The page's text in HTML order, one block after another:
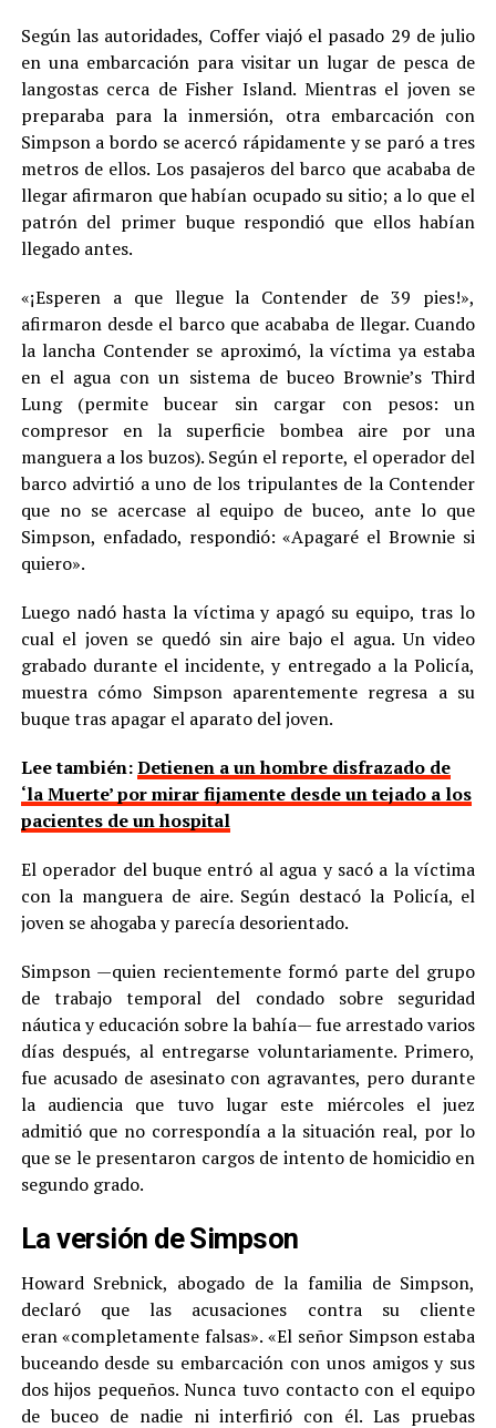
Según las autoridades, Coffer viajó el pasado 29 de julio
en una embarcación para visitar un lugar de pesca de
langostas cerca de Fisher Island. Mientras el joven se
preparaba para la inmersión, otra embarcación con
Simpson a bordo se acercó rápidamente y se paró a tres
metros de ellos. Los pasajeros del barco que acababa de
llegar afirmaron que habían ocupado su sitio; a lo que el
patrón del primer buque respondió que ellos habían
llegado antes.
«¡Esperen a que llegue la Contender de 39 pies!»,
afirmaron desde el barco que acababa de llegar. Cuando
la lancha Contender se aproximó, la víctima ya estaba
en el agua con un sistema de buceo Brownie’s Third
Lung (permite bucear sin cargar con pesos: un
compresor en la superficie bombea aire por una
manguera a los buzos). Según el reporte, el operador del
barco advirtió a uno de los tripulantes de la Contender
que no se acercase al equipo de buceo, ante lo que
Simpson, enfadado, respondió: «Apagaré el Brownie si
quiero».
Luego nadó hasta la víctima y apagó su equipo, tras lo
cual el joven se quedó sin aire bajo el agua. Un video
grabado durante el incidente, y entregado a la Policía,
muestra cómo Simpson aparentemente regresa a su
buque tras apagar el aparato del joven.
Lee también:Detienen a un hombre disfrazado de
‘la Muerte’ por mirar fijamente desde un tejado a los
pacientes de un hospital
El operador del buque entró al agua y sacó a la víctima
con la manguera de aire. Según destacó la Policía, el
joven se ahogaba y parecía desorientado.
Simpson —quien recientemente formó parte del grupo
de trabajo temporal del condado sobre seguridad
náutica y educación sobre la bahía— fue arrestado varios
días después, al entregarse voluntariamente. Primero,
fue acusado de asesinato con agravantes, pero durante
la audiencia que tuvo lugar este miércoles el juez
admitió que no correspondía a la situación real, por lo
que se le presentaron cargos de intento de homicidio en
segundo grado.
La versión de Simpson
Howard Srebnick, abogado de la familia de Simpson,
declaró que las acusaciones contra su cliente
eran «completamente falsas». «El señor Simpson estaba
buceando desde su embarcación con unos amigos y sus
dos hijos pequeños. Nunca tuvo contacto con el equipo
de buceo de nadie ni interfirió con él. Las pruebas